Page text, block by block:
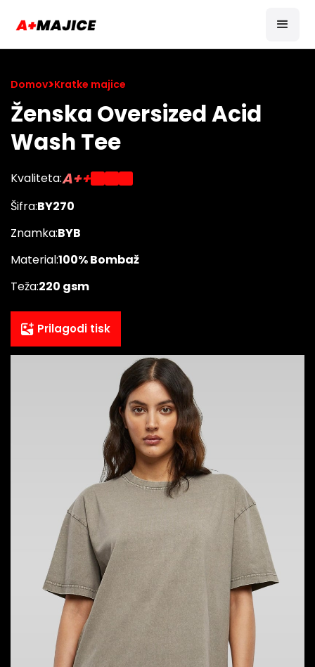
Domov>Kratke majice
Ženska Oversized Acid
Wash Tee
Kvaliteta:A++
Šifra:BY270
Znamka:BYB
Material:100% Bombaž
Teža:220 gsm
Prilagodi tisk